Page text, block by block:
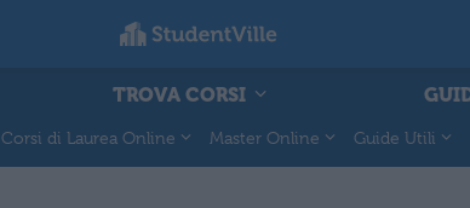
TROVA CORSI
Corsi di Laurea Online Master Online Guide Utili